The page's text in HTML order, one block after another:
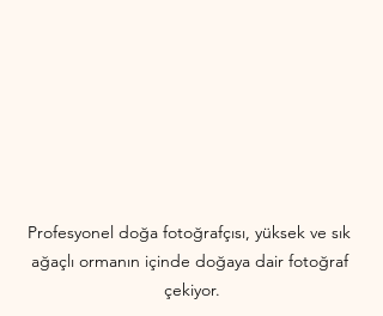
Profesyonel doğa fotoğrafçısı, yüksek ve sık
ağaçlı ormanın içinde doğaya dair fotoğraf
çekiyor.